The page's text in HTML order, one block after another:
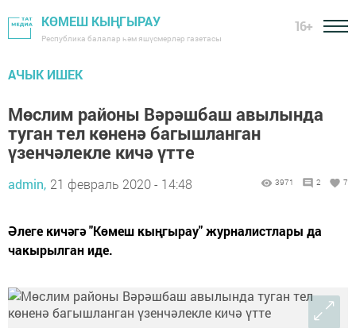
КӨМЕШ КЫҢГЫРАУ
Республика балалар һәм яшүсмерләр газетасы
16+
АЧЫК ИШЕК
Мөслим районы Вәрәшбаш авылында
туган тел көненә багышланган
үзенчәлекле кичә үтте
admin, 21 февраль 2020 - 14:48 3971 2 7
Әлеге кичәгә "Көмеш кыңгырау" журналистлары да
чакырылган иде.